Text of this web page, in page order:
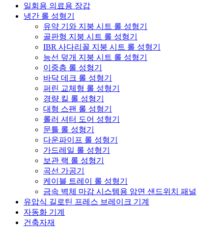
일회용 의료용 장갑
냉간 롤 성형기
유약 기와 지붕 시트 롤 성형기
골판형 지붕 시트 롤 성형기
IBR 사다리꼴 지붕 시트 롤 성형기
능선 덮개 지붕 시트 롤 성형기
이중층 롤 성형기
바닥 데크 롤 성형기
퍼린 교체형 롤 성형기
경량 킬 롤 성형기
대형 스팬 롤 성형기
롤러 셔터 도어 성형기
문틀 롤 성형기
다운파이프 롤 성형기
가드레일 롤 성형기
보관 랙 롤 성형기
곡선 가공기
케이블 트레이 롤 성형기
금속 벽체 마감 시스템용 암면 샌드위치 패널
유압식 길로틴 프레스 브레이크 기계
자동화 기계
건축자재